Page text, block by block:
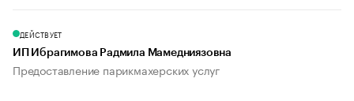
ДЕЙСТВУЕТ
ИП Ибрагимова Радмила Мамедниязовна
Предоставление парикмахерских услуг